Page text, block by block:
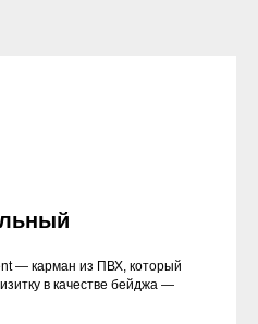
— карман из ПВХ, который
в качестве бейджа —